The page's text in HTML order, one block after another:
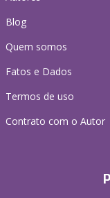
Blog
Quem somos
Fatos e Dados
Termos de uso
Contrato com o Autor